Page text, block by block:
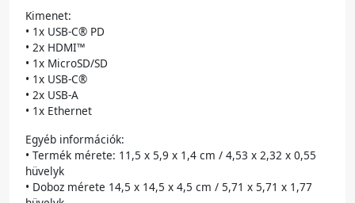
Kimenet:
• 1x USB-C® PD
• 2x HDMI™
• 1x MicroSD/SD
• 1x USB-C®
• 2x USB-A
• 1x Ethernet
Egyéb információk:
• Termék mérete: 11,5 x 5,9 x 1,4 cm / 4,53 x 2,32 x 0,55
hüvelyk
• Doboz mérete 14,5 x 14,5 x 4,5 cm / 5,71 x 5,71 x 1,77